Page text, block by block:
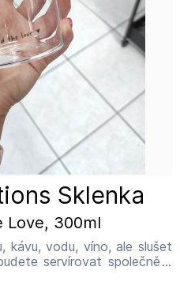
Love, 300ml
kávu, vodu, víno, ale slušet
servírovat společně s
čistě na Vás. Užívejte si